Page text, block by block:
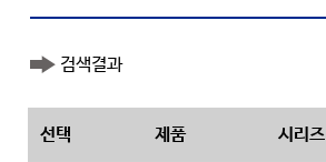
검색결과
선택 제품 시리즈